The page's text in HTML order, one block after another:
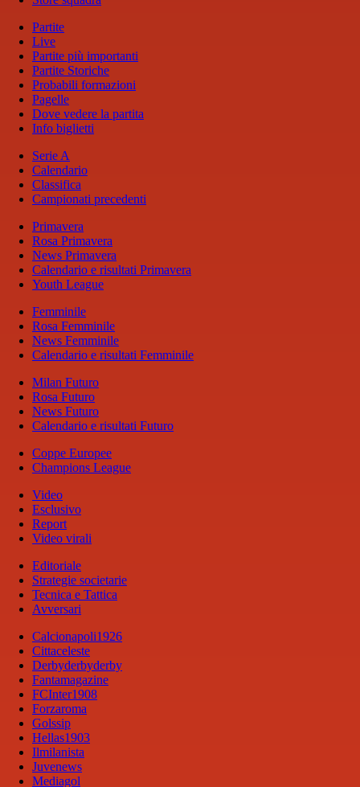
Partite
Live
Partite più importanti
Partite Storiche
Probabili formazioni
Pagelle
Dove vedere la partita
Info biglietti
Serie A
Calendario
Classifica
Campionati precedenti
Primavera
Rosa Primavera
News Primavera
Calendario e risultati Primavera
Youth League
Femminile
Rosa Femminile
News Femminile
Calendario e risultati Femminile
Milan Futuro
Rosa Futuro
News Futuro
Calendario e risultati Futuro
Coppe Europee
Champions League
Video
Esclusivo
Report
Video virali
Editoriale
Strategie societarie
Tecnica e Tattica
Avversari
Calcionapoli1926
Cittaceleste
Derbyderbyderby
Fantamagazine
FCInter1908
Forzaroma
Golssip
Hellas1903
Ilmilanista
Juvenews
Mediagol